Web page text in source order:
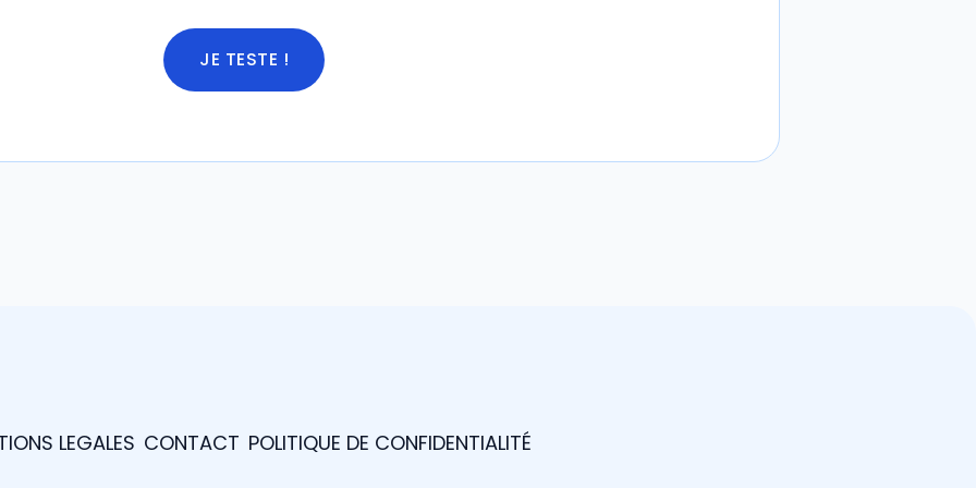
JE TESTE !
LEGALES CONTACT POLITIQUE DE CONFIDENTIALITÉ